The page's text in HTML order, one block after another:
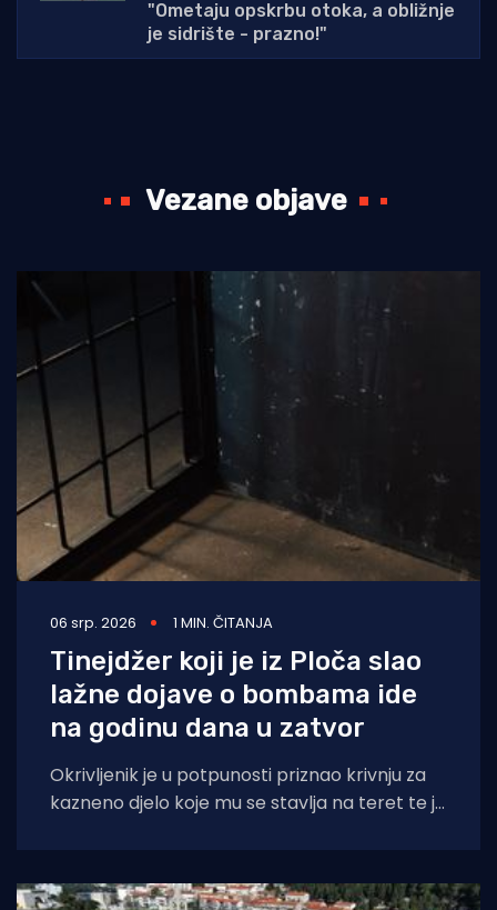
"Ometaju opskrbu otoka, a obližnje
je sidrište - prazno!"
Vezane objave
06 srp. 2026 1 MIN. ČITANJA
Tinejdžer koji je iz Ploča slao
lažne dojave o bombama ide
na godinu dana u zatvor
Okrivljenik je u potpunosti priznao krivnju za
kazneno djelo koje mu se stavlja na teret te je